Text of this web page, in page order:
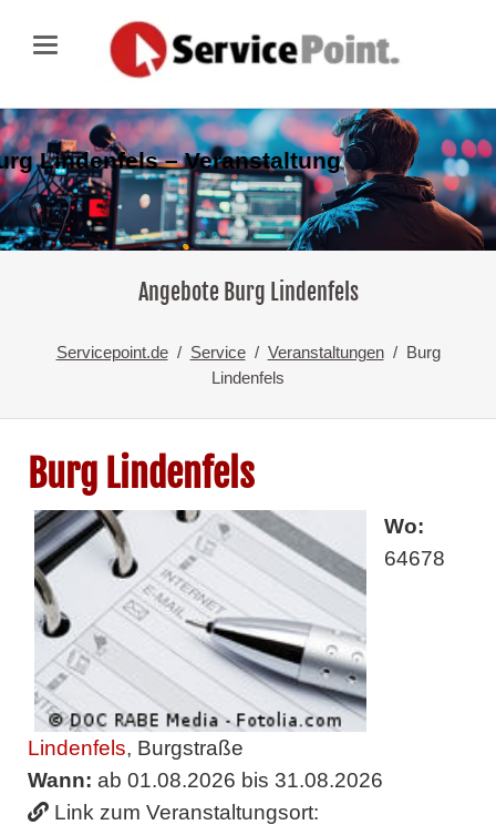
Lindenfels – Veranstaltung
Angebote Burg Lindenfels
Servicepoint.de Service Veranstaltungen
Burg
Lindenfels
Burg Lindenfels
Wo:
64678
Lindenfels, Burgstraße
Wann: ab 01.08.2026 bis 31.08.2026
Link zum Veranstaltungsort: